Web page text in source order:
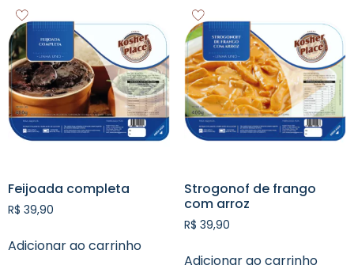
Feijoada completa
R$ 39,90
Adicionar ao carrinho
Strogonof de frango
com arroz
R$ 39,90
Adicionar ao carrinho